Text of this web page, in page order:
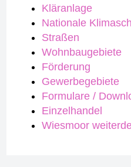
Kläranlage
Nationale
Straßen
Wohnbaugebiete
Förderung
Gewerbegebiete
Formulare /
Einzelhandel
Wiesmoor